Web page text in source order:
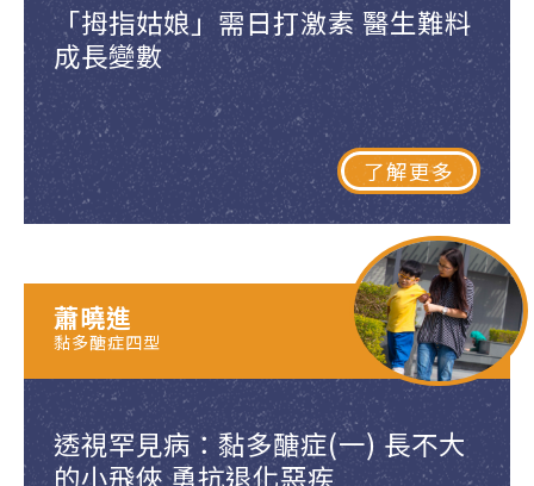
「拇指姑娘」需日打激素 醫生難料
成長變數
了解更多
透視罕見病：黏多醣症(一) 長不大
的小飛俠 勇抗退化惡疾
蕭曉進
黏多醣症四型